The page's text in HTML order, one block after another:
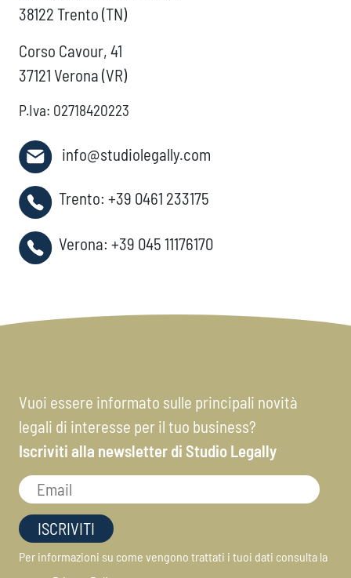
38122 Trento (TN)
Corso Cavour, 41
37121 Verona (VR)
P.Iva: 02718420223
info@studiolegally.com
Trento: +39 0461 233175
Verona: +39 045 11176170
Vuoi essere informato sulle principali novità
legali di interesse per il tuo business?
Iscriviti alla newsletter di Studio Legally
Per informazioni su come vengono trattati i tuoi dati consulta la